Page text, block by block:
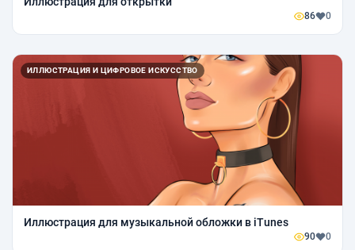
86 0
ИЛЛЮСТРАЦИЯ И ЦИФРОВОЕ ИСКУССТВО
Иллюстрация для музыкальной обложки в iTunes
90 0